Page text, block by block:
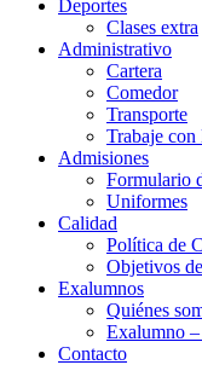
Deportes
Clases extra
Administrativo
Cartera
Comedor
Transporte
Trabaje con
Admisiones
Formulario
Uniformes
Calidad
Política de
Objetivos
Exalumnos
Quiénes
Exalumno
Contacto